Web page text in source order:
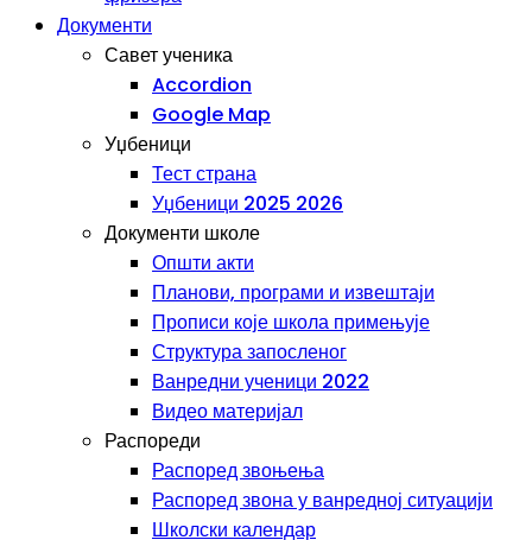
Документи
Савет ученика
Accordion
Google Map
Уџбеници
Тест страна
Уџбеници 2025 2026
Документи школе
Општи акти
Планови, програми и извештаји
Прописи које школа примењује
Структура запосленог
Ванредни ученици 2022
Видео материјал
Распореди
Распоред звоњења
Распоред звона у ванредној ситуацији
Школски календар